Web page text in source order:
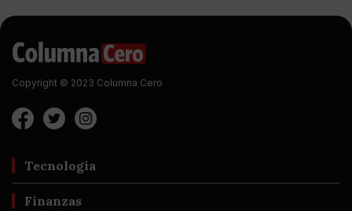
Copyright © 2023 Columna Cero
Tecnología
Finanzas